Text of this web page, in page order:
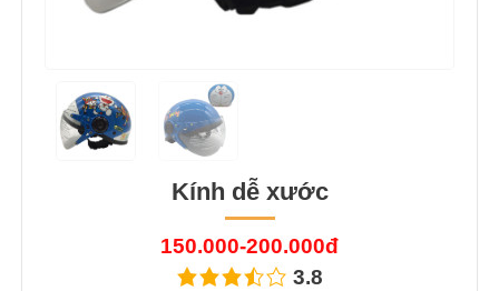
Kính dễ xước
150.000-200.000đ
3.8